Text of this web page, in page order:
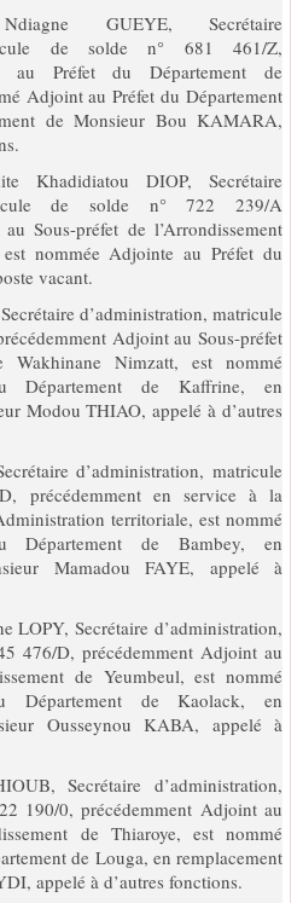
GUEYE, Secrétaire
de solde n° 681 461/Z,
au Préfet du Département de
Adjoint au Préfet du Département
de Monsieur Bou KAMARA,
Khadidiatou DIOP, Secrétaire
de solde n° 722 239/A
Sous-préfet de l’Arrondissement
est nommée Adjointe au Préfet du
vacant.
d’administration, matricule
Adjoint au Sous-préfet
Wakhinane Nimzatt, est nommé
Département de Kaffrine, en
Modou THIAO, appelé à d’autres
d’administration, matricule
précédemment en service à la
territoriale, est nommé
de Bambey, en
Mamadou FAYE, appelé à
LOPY, Secrétaire d’administration,
476/D, précédemment Adjoint au
de Yeumbeul, est nommé
Département de Kaolack, en
Ousseynou KABA, appelé à
Secrétaire d’administration,
190/0, précédemment Adjoint au
de Thiaroye, est nommé
de Louga, en remplacement
appelé à d’autres fonctions.